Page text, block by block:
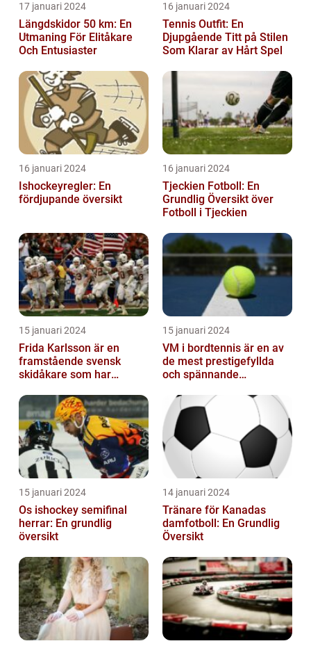
17 januari 2024
Längdskidor 50 km: En
Utmaning För Elitåkare
Och Entusiaster
16 januari 2024
Tennis Outfit: En
Djupgående Titt på Stilen
Som Klarar av Hårt Spel
16 januari 2024
Ishockeyregler: En
fördjupande översikt
16 januari 2024
Tjeckien Fotboll: En
Grundlig Översikt över
Fotboll i Tjeckien
15 januari 2024
Frida Karlsson är en
framstående svensk
skidåkare som har
med sin talang och pr...
15 januari 2024
VM i bordtennis är en av
de mest prestigefyllda
och spännande
sporten varje år
15 januari 2024
Os ishockey semifinal
herrar: En grundlig
översikt
14 januari 2024
Tränare för Kanadas
damfotboll: En Grundlig
Översikt